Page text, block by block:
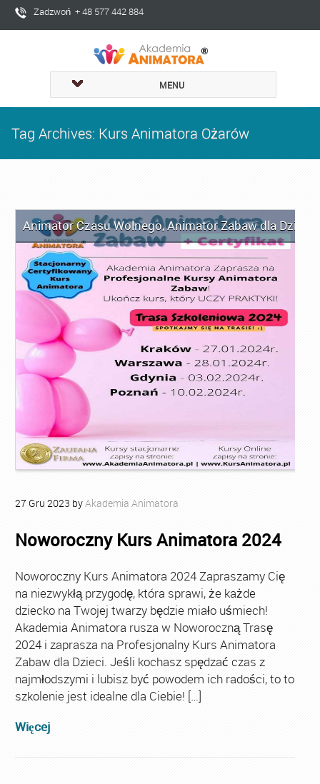
Zadzwoń + 48 577 442 884
MENU
Tag Archives: Kurs Animatora Ożarów
Animator Czasu Wolnego,Animator Zabaw dla Dzieci
27 Gru 2023 byAkademia Animatora
Noworoczny Kurs Animatora 2024
Noworoczny Kurs Animatora 2024 Zapraszamy Cię
na niezwykłą przygodę, która sprawi, że każde
dziecko na Twojej twarzy będzie miało uśmiech!
Akademia Animatora rusza w Noworoczną Trasę
2024 i zaprasza na Profesjonalny Kurs Animatora
Zabaw dla Dzieci. Jeśli kochasz spędzać czas z
najmłodszymi i lubisz być powodem ich radości, to to
szkolenie jest idealne dla Ciebie! […]
Więcej